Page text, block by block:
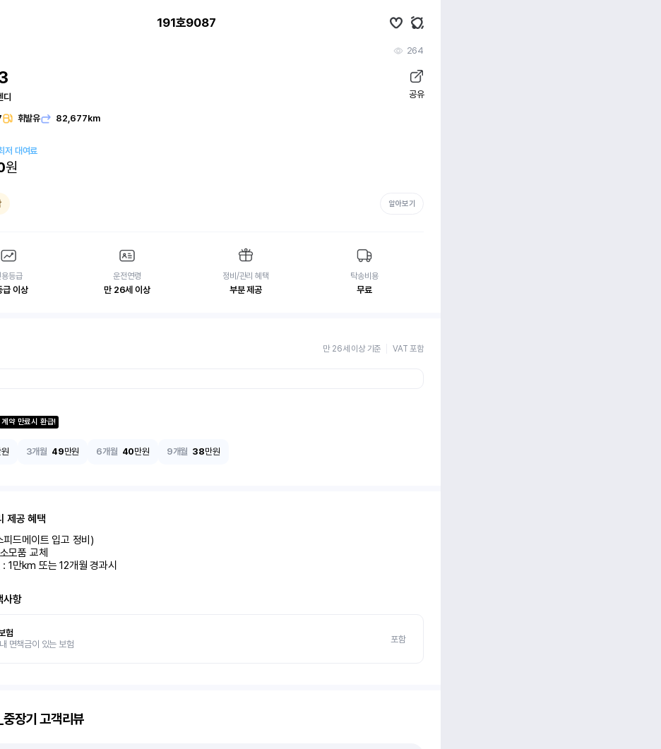
191호9087
264
디 공유
휘발유 82,677km
저 대여료
원
알아보기
용등급
급 이상
운전연령
만 26세 이상
정비/관리 혜택
부분 제공
탁송비용
무료
만 26세 이상 기준 VAT 포함
계약 만료시 환급!
3개월 49만원 6개월 40만원 9개월 38만원
제공 혜택
드메이트 입고 정비)
모품 교체
1만km 또는 12개월 경과시
사항
험
면책금이 있는 보험
포함
장기 고객리뷰